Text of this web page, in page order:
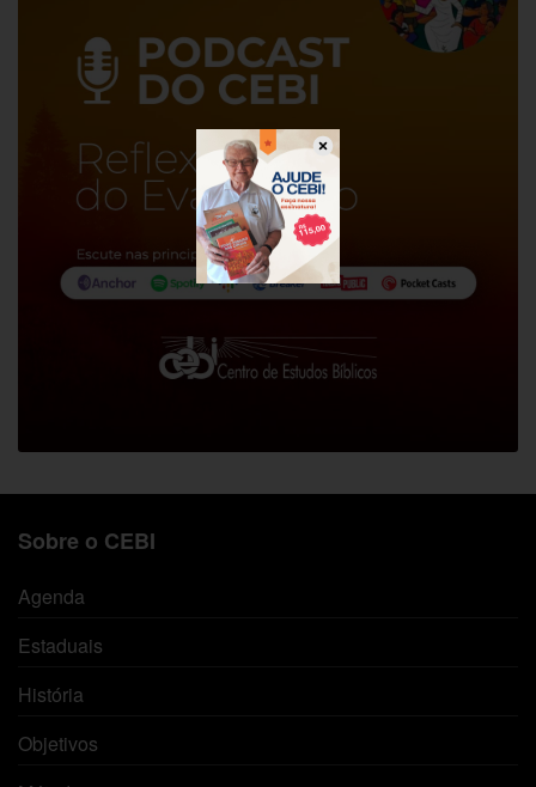
Sobre o CEBI
Agenda
Estaduais
História
Objetivos